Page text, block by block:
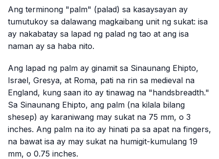
Ang terminong "palm" (palad) sa kasaysayan ay
tumutukoy sa dalawang magkaibang unit ng sukat: isa
ay nakabatay sa lapad ng palad ng tao at ang isa
naman ay sa haba nito.
Ang lapad ng palm ay ginamit sa Sinaunang Ehipto,
Israel, Gresya, at Roma, pati na rin sa medieval na
England, kung saan ito ay tinawag na "handsbreadth."
Sa Sinaunang Ehipto, ang palm (na kilala bilang
shesep) ay karaniwang may sukat na 75 mm, o 3
inches. Ang palm na ito ay hinati pa sa apat na fingers,
na bawat isa ay may sukat na humigit-kumulang 19
mm, o 0.75 inches.